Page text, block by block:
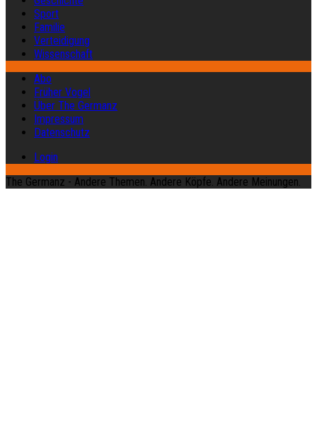
Sport
Familie
Verteidigung
Wissenschaft
Abo
Früher Vogel
Über The Germanz
Impressum
Datenschutz
Login
The Germanz - Andere Themen. Andere Köpfe. Andere Meinungen.